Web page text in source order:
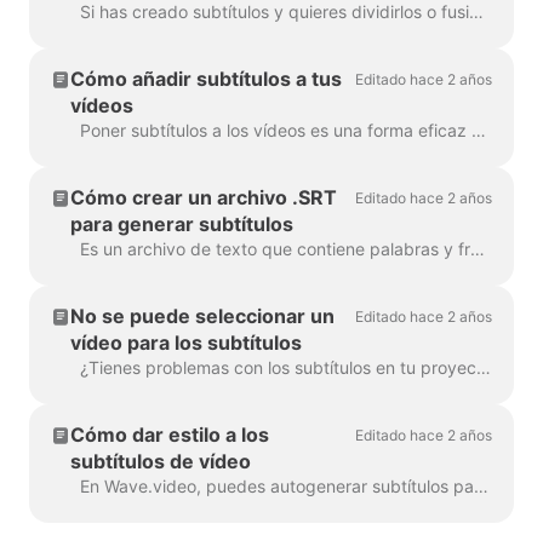
Si has creado subtítulos y quieres dividirlos o fusionarlos, utiliza la función Dividir subtítulos o las teclas Intro y Retroceso. Utilizando estas opc...
Cómo añadir subtítulos a tus
vídeos
Editado hace 2 años
Poner subtítulos a los vídeos es una forma eficaz de llegar a más espectadores y aumentar la participación en tus contenidos. Con Wave.video, puedes añadir subtítulos automátic...
Cómo crear un archivo .SRT
para generar subtítulos
Editado hace 2 años
Es un archivo de texto que contiene palabras y frases dichas en el vídeo. Estos archivos se pueden utilizar junto con los archivos de vídeo, o reproductores de vídeo en l...
No se puede seleccionar un
vídeo para los subtítulos
Editado hace 2 años
¿Tienes problemas con los subtítulos en tu proyecto? ¡Vamos a solucionarlo! Lo primero es lo primero, vamos a asegurarnos de que tu vídeo ...
Cómo dar estilo a los
subtítulos de vídeo
Editado hace 2 años
En Wave.video, puedes autogenerar subtítulos para tus vídeos o subir archivos .srt o .vtt. Una vez que añadas los subtítulos al vídeo, puedes...